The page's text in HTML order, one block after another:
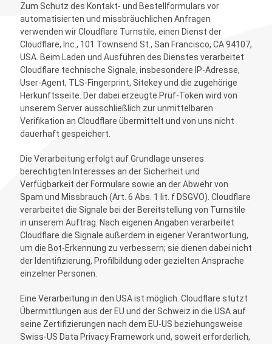
Zum Schutz des Kontakt- und Bestellformulars vor
automatisierten und missbräuchlichen Anfragen
verwenden wir Cloudflare Turnstile, einen Dienst der
Cloudflare, Inc., 101 Townsend St., San Francisco, CA 94107,
USA. Beim Laden und Ausführen des Dienstes verarbeitet
Cloudflare technische Signale, insbesondere IP-Adresse,
User-Agent, TLS-Fingerprint, Sitekey und die zugehörige
Herkunftsseite. Der dabei erzeugte Prüf-Token wird von
unserem Server ausschließlich zur unmittelbaren
Verifikation an Cloudflare übermittelt und von uns nicht
dauerhaft gespeichert.
Die Verarbeitung erfolgt auf Grundlage unseres
berechtigten Interesses an der Sicherheit und
Verfügbarkeit der Formulare sowie an der Abwehr von
Spam und Missbrauch (Art. 6 Abs. 1 lit. f DSGVO). Cloudflare
verarbeitet die Signale bei der Bereitstellung von Turnstile
in unserem Auftrag. Nach eigenen Angaben verarbeitet
Cloudflare die Signale außerdem in eigener Verantwortung,
um die Bot-Erkennung zu verbessern; sie dienen dabei nicht
der Identifizierung, Profilbildung oder gezielten Ansprache
einzelner Personen.
Eine Verarbeitung in den USA ist möglich. Cloudflare stützt
Übermittlungen aus der EU und der Schweiz in die USA auf
seine Zertifizierungen nach dem EU-US beziehungsweise
Swiss-US Data Privacy Framework und, soweit erforderlich,